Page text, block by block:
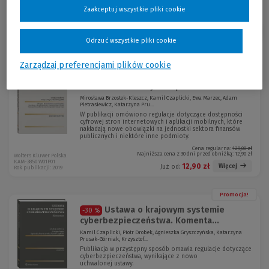
Sortuj:
Mirosława Brzostek-Kleszcz, Kamil Czaplicki, Ewa Marzec, Adam
Pietrasiewicz, Katarzyna Pru...
W publikacji omówiono regulacje dotyczące dostępności
cyfrowej stron internetowych i aplikacji mobilnych, które
nakładają nowe obowiązki na jednostki sektora finansów
publicznych i niektóre inne podmioty.
Cena regularna: 129,00 zł
Najniższa cena z 30 dni przed obniżką: 12,90 zł
Już od: 12,90 zł Więcej
Wolters Kluwer Polska
KAM-3850 W01P01
Rok publikacji: 2019
Promocja!
-30 %
Ustawa o krajowym systemie
cyberbezpieczeństwa. Komenta...
Kamil Czaplicki, Piotr Drobek, Agnieszka Gryszczyńska, Katarzyna
Prusak-Górniak, Krzysztof...
Publikacja w przystępny sposób omawia regulacje dotyczące
cyberbezpieczeństwa, wynikające z nowo
uchwalonej ustawy.
Zarządzaj preferencjami plików cookie
Odrzuć wszystkie pliki cookie
Zaakceptuj wszystkie pliki cookie